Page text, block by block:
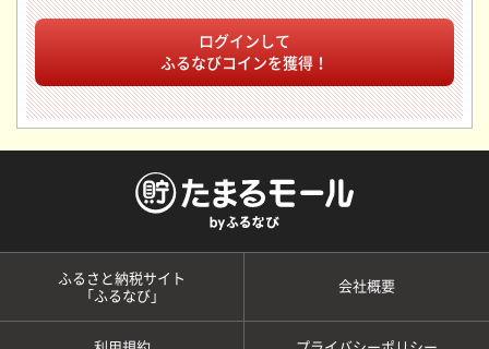
ログインして
ふるなびコインを獲得！
ふるさと納税サイト
「ふるなび」
会社概要